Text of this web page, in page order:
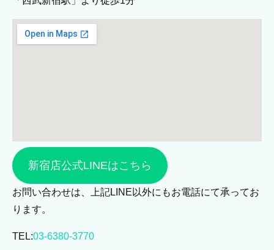
新宿店公式LINEはこちら
お問い合わせは、上記LINE以外にもお電話にて承ってお
ります。
TEL:03-6380-3770